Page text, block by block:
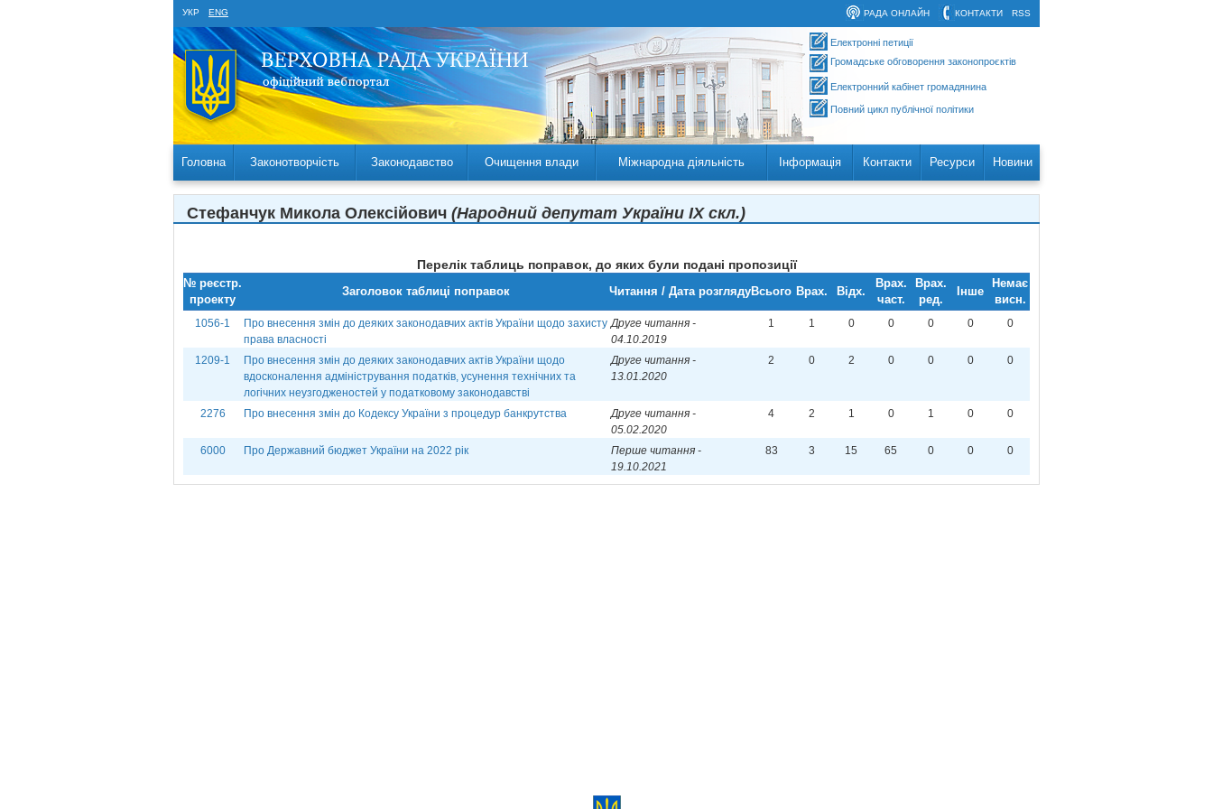
УКР ENG RSS
КОНТАКТИ
РАДА ОНЛАЙН
Електронні петиції
Громадське обговорення законопроєктів
Електронний кабінет громадянина
Повний цикл публічної політики
Головна Законотворчість Законодавство Очищення влади Міжнародна діяльність Інформація Контакти Ресурси Новини
Стефанчук Микола Олексійович (Народний депутат України IX скл.)
Перелік таблиць поправок, до яких були подані пропозиції
№ реєстр.
проекту
Заголовок таблиці поправок Читання / Дата розглядуВсього Врах. Відх.
Врах.
част.
Врах.
ред.
Інше
Немає
висн.
1056-1
Про внесення змін до деяких законодавчих актів України щодо захисту
права власності
Друге читання -
04.10.2019
1 1 0 0 0 0 0
1209-1
Про внесення змін до деяких законодавчих актів України щодо
вдосконалення адміністрування податків, усунення технічних та
логічних неузгодженостей у податковому законодавстві
Друге читання -
13.01.2020
2 0 2 0 0 0 0
2276 Про внесення змін до Кодексу України з процедур банкрутства
Друге читання -
05.02.2020
4 2 1 0 1 0 0
6000 Про Державний бюджет України на 2022 рік
Перше читання -
19.10.2021
83 3 15 65 0 0 0